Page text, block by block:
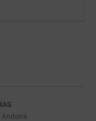
Andorra